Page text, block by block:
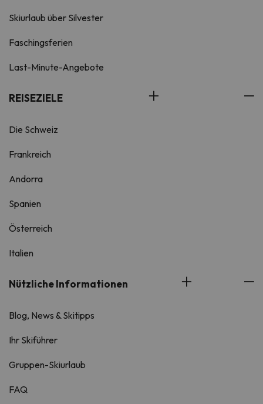
Skiurlaub über Silvester
Faschingsferien
Last-Minute-Angebote
REISEZIELE
Die Schweiz
Frankreich
Andorra
Spanien
Österreich
Italien
Nützliche Informationen
Blog, News & Skitipps
Ihr Skiführer
Gruppen-Skiurlaub
FAQ